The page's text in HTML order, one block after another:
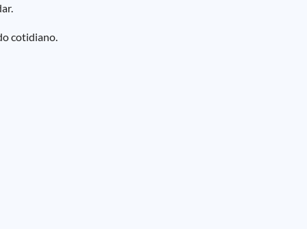
cotidiano.